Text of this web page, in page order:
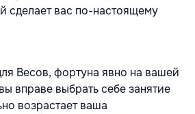
сделает вас по-настоящему
Весов, фортуна явно на вашей
вправе выбрать себе занятие
возрастает ваша